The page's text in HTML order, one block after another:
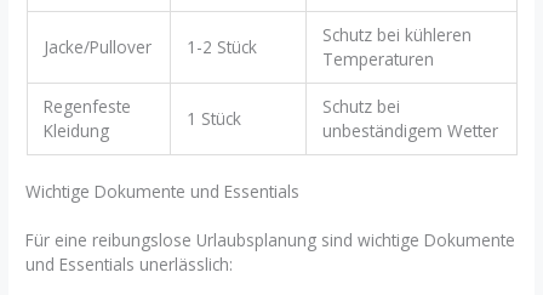
Jacke/Pullover 1-2 Stück
Schutz bei kühleren
Temperaturen
Regenfeste
Kleidung
1 Stück
Schutz bei
unbeständigem Wetter
Wichtige Dokumente und Essentials
Für eine reibungslose Urlaubsplanung sind wichtige Dokumente
und Essentials unerlässlich: